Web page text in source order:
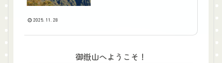
2025.11.28
御嶽山へようこそ！